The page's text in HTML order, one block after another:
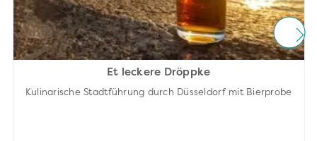
Et leckere Dröppke
Kulinarische Stadtführung durch Düsseldorf mit Bierprobe